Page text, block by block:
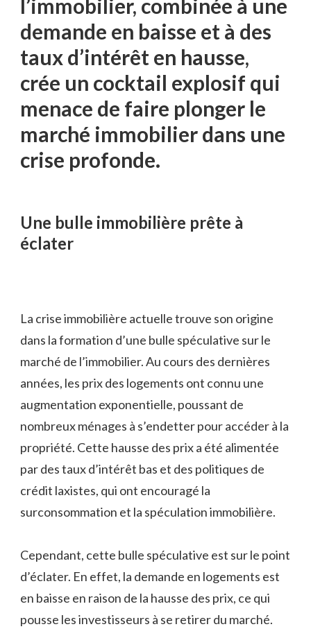
l’immobilier, combinée à une
demande en baisse et à des
taux d’intérêt en hausse,
crée un cocktail explosif qui
menace de faire plonger le
marché immobilier dans une
crise profonde.
Une bulle immobilière prête à
éclater
La crise immobilière actuelle trouve son origine
dans la formation d’une bulle spéculative sur le
marché de l’immobilier. Au cours des dernières
années, les prix des logements ont connu une
augmentation exponentielle, poussant de
nombreux ménages à s’endetter pour accéder à la
propriété. Cette hausse des prix a été alimentée
par des taux d’intérêt bas et des politiques de
crédit laxistes, qui ont encouragé la
surconsommation et la spéculation immobilière.
Cependant, cette bulle spéculative est sur le point
d’éclater. En effet, la demande en logements est
en baisse en raison de la hausse des prix, ce qui
pousse les investisseurs à se retirer du marché.